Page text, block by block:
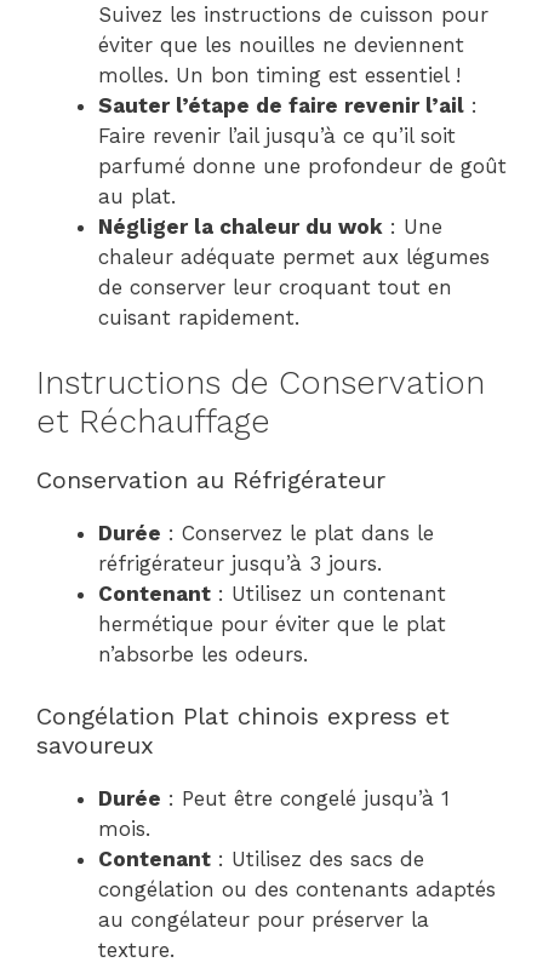
Suivez les instructions de cuisson pour
éviter que les nouilles ne deviennent
molles. Un bon timing est essentiel !
Sauter l’étape de faire revenir l’ail :
Faire revenir l’ail jusqu’à ce qu’il soit
parfumé donne une profondeur de goût
au plat.
Négliger la chaleur du wok : Une
chaleur adéquate permet aux légumes
de conserver leur croquant tout en
cuisant rapidement.
Instructions de Conservation
et Réchauffage
Conservation au Réfrigérateur
Durée : Conservez le plat dans le
réfrigérateur jusqu’à 3 jours.
Contenant : Utilisez un contenant
hermétique pour éviter que le plat
n’absorbe les odeurs.
Congélation Plat chinois express et
savoureux
Durée : Peut être congelé jusqu’à 1
mois.
Contenant : Utilisez des sacs de
congélation ou des contenants adaptés
au congélateur pour préserver la
texture.